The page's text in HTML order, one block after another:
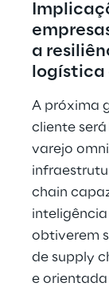
a
logística
A próxima
cliente
varejo
chain
inteligência
obtiverem
de supply
e